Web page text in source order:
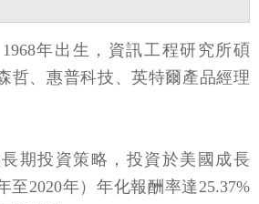
年出生，資訊工程研究所碩
哲、惠普科技、英特爾產品經理
期投資策略，投資於美國成長
至2020年）年化報酬率達25.37%